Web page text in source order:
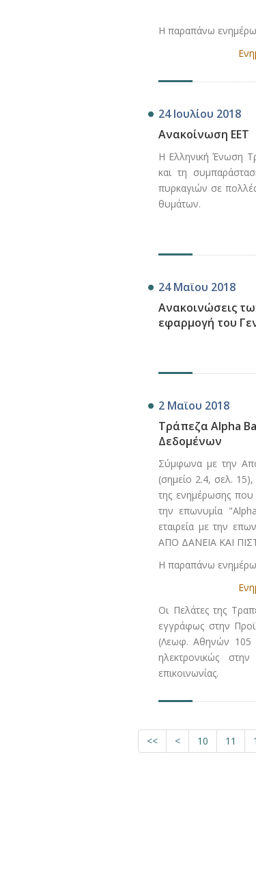
Η παραπάνω
24 Ιουλίου 2018
Ανακοίνωση ΕΕΤ
Η Ελληνική Ένωση
και τη
πυρκαγιών σε πολλές
θυμάτων.
24 Μαϊου 2018
Ανακοινώσεις
εφαρμογή του
2 Μαϊου 2018
Τράπεζα Alpha
Δεδομένων
Σύμφωνα με την
(σημείο 2.4, σελ.
της ενημέρωσης που
την επωνυμία
εταιρεία με την
ΑΠΟ ΔΑΝΕΙΑ ΚΑΙ
Η παραπάνω
Οι Πελάτες της
εγγράφως στην
(Λεωφ. Αθηνών 105
ηλεκτρονικώς
επικοινωνίας.
<< < 10 11